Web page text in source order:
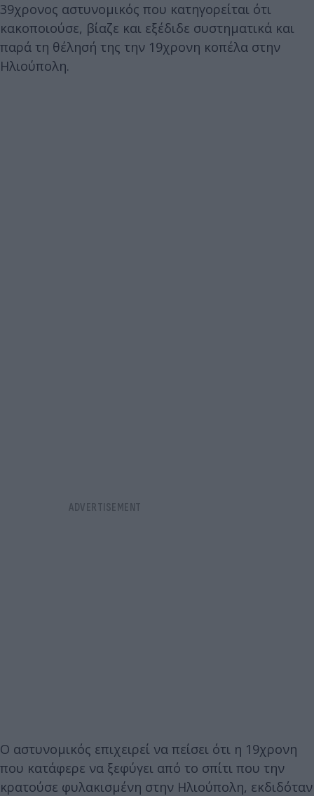
39χρονος αστυνομικός που κατηγορείται ότι
κακοποιούσε, βίαζε και εξέδιδε συστηματικά και
παρά τη θέλησή της την 19χρονη κοπέλα στην
Ηλιούπολη.
Ο αστυνομικός επιχειρεί να πείσει ότι η 19χρονη
που κατάφερε να ξεφύγει από το σπίτι που την
κρατούσε φυλακισμένη στην Ηλιούπολη, εκδιδόταν